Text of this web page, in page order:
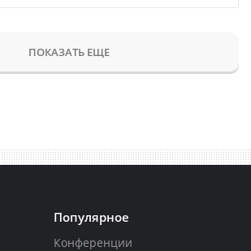
ПОКАЗАТЬ ЕЩЕ
Популярное
Конференции